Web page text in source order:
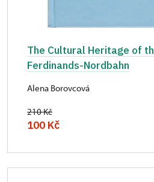
The Cultural Heritage of
Ferdinands-Nordbahn
Alena Borovcová
210 Kč
100 Kč